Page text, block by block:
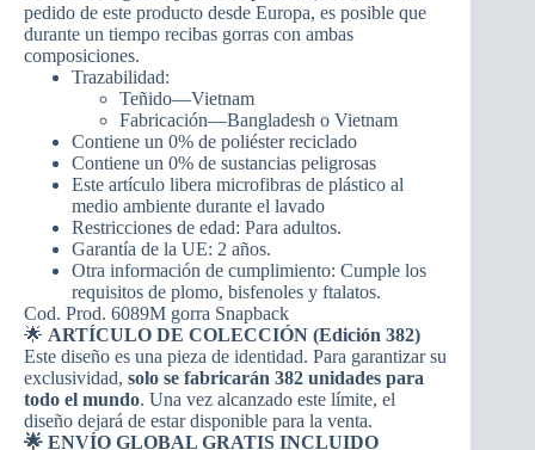
pedido de este producto desde Europa, es posible que
durante un tiempo recibas gorras con ambas
composiciones.
Trazabilidad:
Teñido—Vietnam
Fabricación—Bangladesh o Vietnam
Contiene un 0% de poliéster reciclado
Contiene un 0% de sustancias peligrosas
Este artículo libera microfibras de plástico al
medio ambiente durante el lavado
Restricciones de edad: Para adultos.
Garantía de la UE: 2 años.
Otra información de cumplimiento: Cumple los
requisitos de plomo, bisfenoles y ftalatos.
Cod. Prod. 6089M gorra Snapback
🌟 ARTÍCULO DE COLECCIÓN (Edición 382)
Este diseño es una pieza de identidad. Para garantizar su
exclusividad, solo se fabricarán 382 unidades para
todo el mundo. Una vez alcanzado este límite, el
diseño dejará de estar disponible para la venta.
🌟 ENVÍO GLOBAL GRATIS INCLUIDO